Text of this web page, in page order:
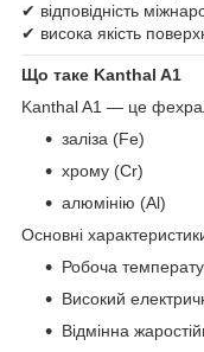
✔ відповідність
✔ висока якість
Що таке Kanthal A1
Kanthal A1 — це
заліза (Fe)
хрому (Cr)
алюмінію (Al)
Основні
Робоча
Високий
Відмінна